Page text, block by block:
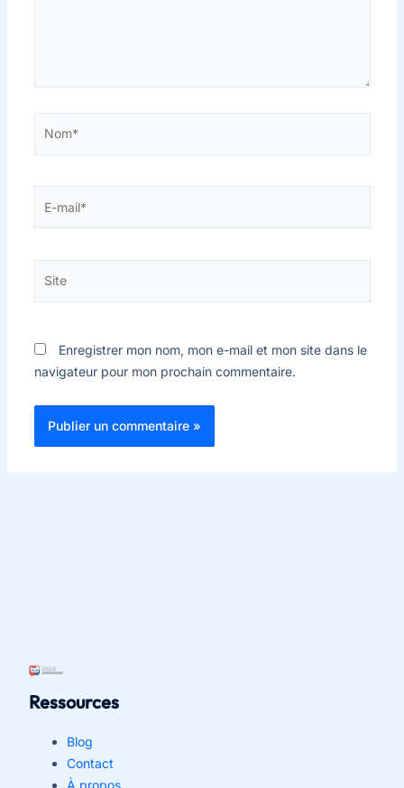
mail*
Enregistrer mon nom, mon e-mail et mon site dans le
navigateur pour mon prochain commentaire.
Ressources
Blog
Contact